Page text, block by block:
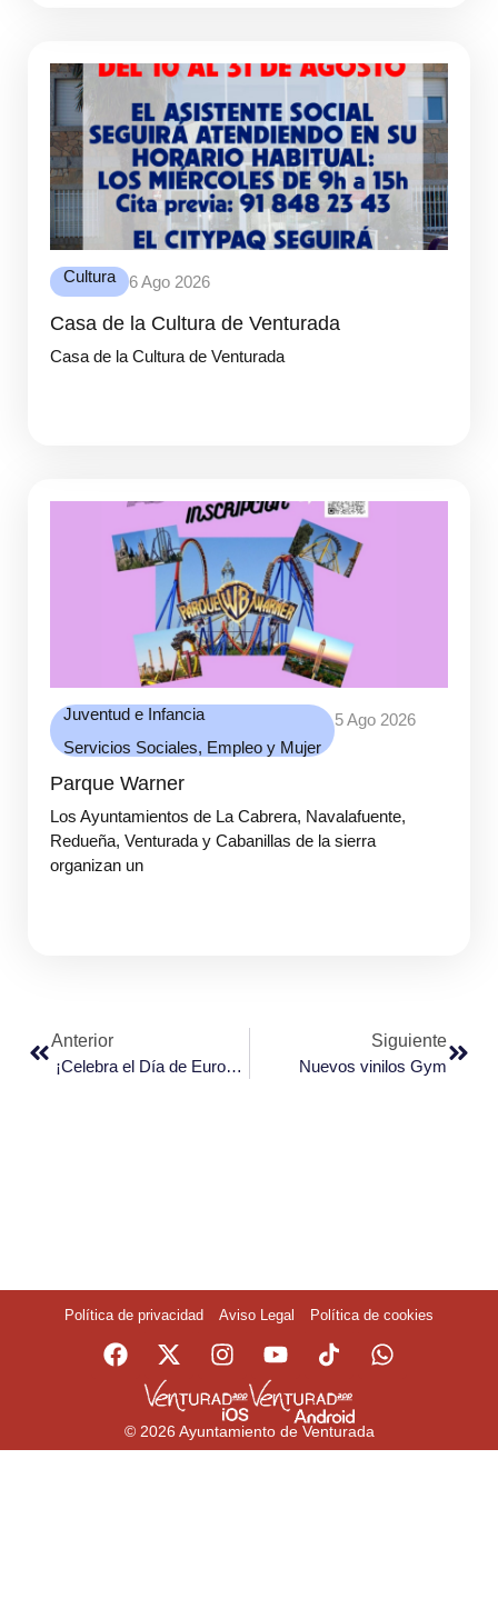
Cultura 6 Ago 2026
Casa de la Cultura de Venturada
Casa de la Cultura de Venturada
Juventud e Infancia
Servicios Sociales, Empleo y Mujer
5 Ago 2026
Parque Warner
Los Ayuntamientos de La Cabrera, Navalafuente,
Redueña, Venturada y Cabanillas de la sierra
organizan un
Anterior
¡Celebra el Día de Europa en Venturada!
Siguiente
Nuevos vinilos Gym
Política de privacidad Aviso Legal Política de cookies
© 2026 Ayuntamiento de Venturada